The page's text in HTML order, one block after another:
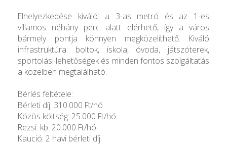
Elhelyezkedése kiváló: a 3-as metró és az 1-es
villamos néhány perc alatt elérhető, így a város
bármely pontja könnyen megközelíthető. Kiváló
infrastruktúra: boltok, iskola, óvoda, játszóterek,
sportolási lehetőségek és minden fontos szolgáltatás
a közelben megtalálható.
Bérlés feltétele:
Bérleti díj: 310.000 Ft/hó
Közös költség: 25.000 Ft/hó
Rezsi: kb. 20.000 Ft/hó
Kaució: 2 havi bérleti díj